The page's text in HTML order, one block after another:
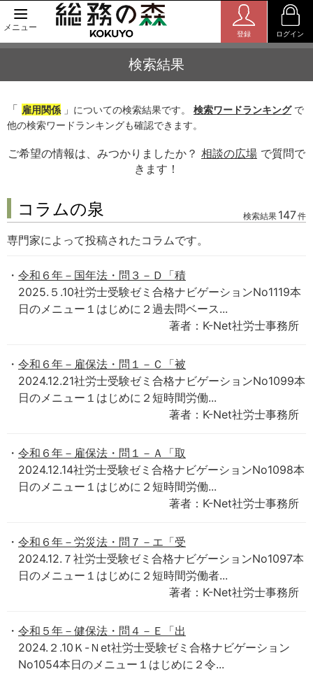
メニュー
登録 ログイン
検索結果
「 雇用関係 」についての検索結果です。 検索ワードランキングで
他の検索ワードランキングも確認できます。
ご希望の情報は、みつかりましたか？ 相談の広場 で質問で
きます！
コラムの泉 検索結果 147件
専門家によって投稿されたコラムです。
令和６年－国年法・問３－Ｄ「積
2025.５.10社労士受験ゼミ合格ナビゲーションNo1119本
日のメニュー１はじめに２過去問ベース...
著者：K-Net社労士事務所
令和６年－雇保法・問１－Ｃ「被
2024.12.21社労士受験ゼミ合格ナビゲーションNo1099本
日のメニュー１はじめに２短時間労働...
著者：K-Net社労士事務所
令和６年－雇保法・問１－Ａ「取
2024.12.14社労士受験ゼミ合格ナビゲーションNo1098本
日のメニュー１はじめに２短時間労働...
著者：K-Net社労士事務所
令和６年－労災法・問７－エ「受
2024.12.７社労士受験ゼミ合格ナビゲーションNo1097本
日のメニュー１はじめに２短時間労働者...
著者：K-Net社労士事務所
令和５年－健保法・問４－Ｅ「出
2024.２.10Ｋ-Ｎet社労士受験ゼミ合格ナビゲーション
No1054本日のメニュー１はじめに２令...